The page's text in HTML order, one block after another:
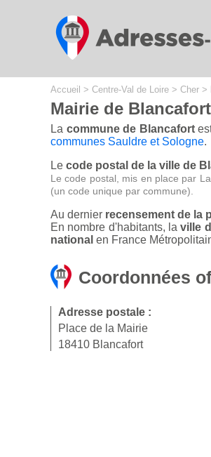
Accueil > Centre-Val de Loire > Cher >
Mairie de Blancafort
La commune de Blancafort
communes Sauldre et Sologne.
Le code postal de la ville de
Le code postal, mis en place par
(un code unique par commune).
Au dernier recensement de la
En nombre d'habitants, laville
national en France
Coordonnées
Adresse postale :
Place de la Mairie
18410 Blancafort